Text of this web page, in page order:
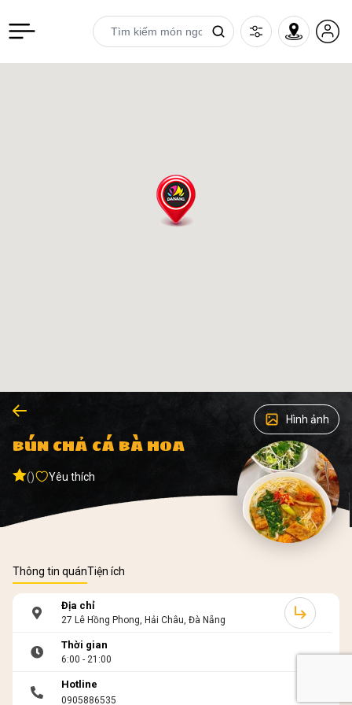
Hình ảnh
BÚN CHẢ CÁ BÀ HOA
() Yêu thích
Thông tin quánTiện ích
Địa chỉ
27 Lê Hồng Phong, Hải Châu, Đà Nẵng
Thời gian
6:00 - 21:00
Hotline
0905886535